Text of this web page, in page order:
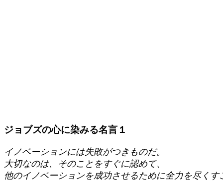
ジョブズの心に染みる名言１
イノベーションには失敗がつきものだ。
大切なのは、そのことをすぐに認めて、
他のイノベーションを成功させるために全力を尽くす